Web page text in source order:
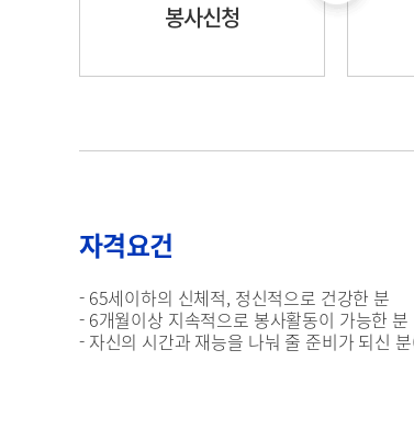
봉사신청
자격요건
- 65세이하의 신체적, 정신적으로 건강한 분
- 6개월이상 지속적으로 봉사활동이 가능한 분
- 자신의 시간과 재능을 나눠 줄 준비가 되신